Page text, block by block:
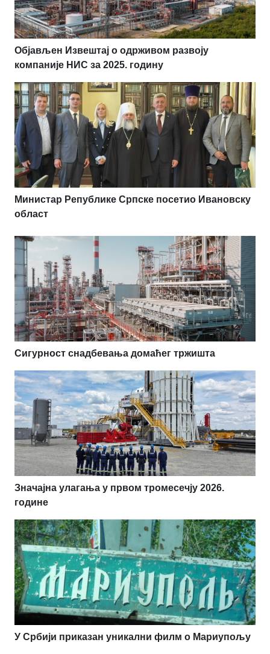
Објављен Извештај о одрживом развоју
компаније НИС за 2025. годину
Министар Републике Српске посетио Ивановску
област
Сигурност снадбевања домаћег тржишта
Значајна улагања у првом тромесечју 2026.
године
У Србији приказан уникални филм о Мариупољу